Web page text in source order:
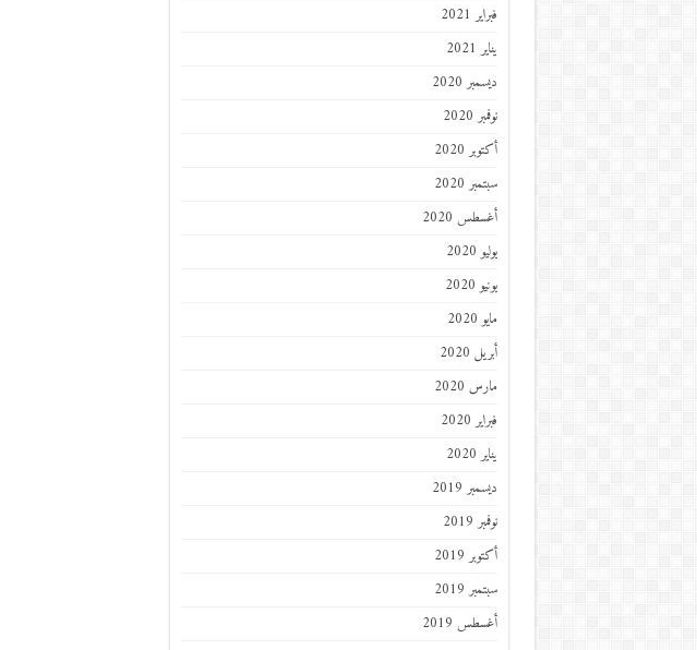
فبراير 2021
يناير 2021
ديسمبر 2020
نوفمبر 2020
أكتوبر 2020
سبتمبر 2020
أغسطس 2020
يوليو 2020
يونيو 2020
مايو 2020
أبريل 2020
مارس 2020
فبراير 2020
يناير 2020
ديسمبر 2019
نوفمبر 2019
أكتوبر 2019
سبتمبر 2019
أغسطس 2019